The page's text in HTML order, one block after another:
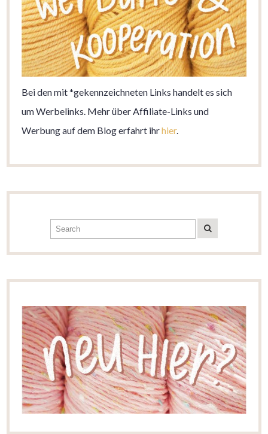
Bei den mit *gekennzeichneten Links handelt es sich
um Werbelinks. Mehr über Affiliate-Links und
Werbung auf dem Blog erfahrt ihrhier.